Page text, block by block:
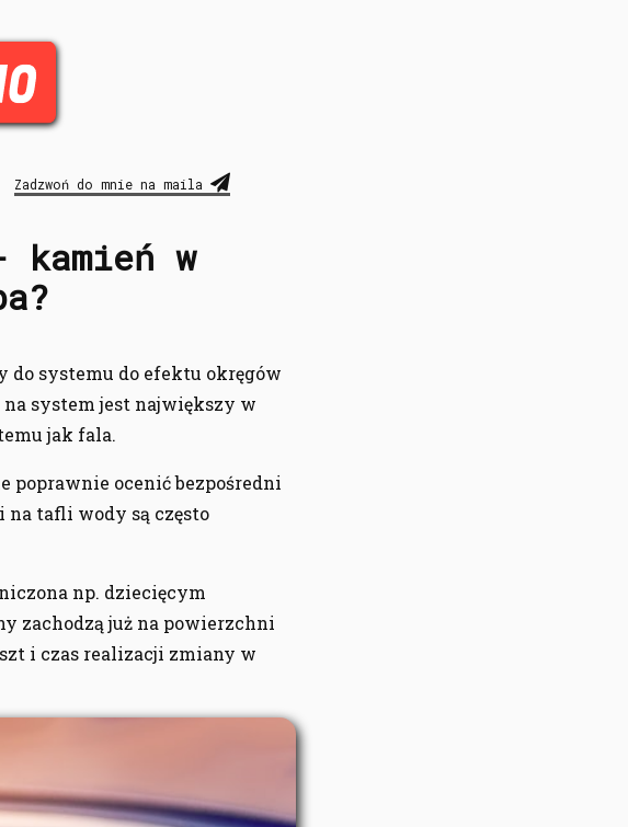
Zadzwoń do mnie na maila
kamień w
do systemu do efektu okręgów
system jest największy w
jak fala.
poprawnie ocenić bezpośredni
na tafli wody są często
np. dziecięcym
zachodzą już na powierzchni
i czas realizacji zmiany w